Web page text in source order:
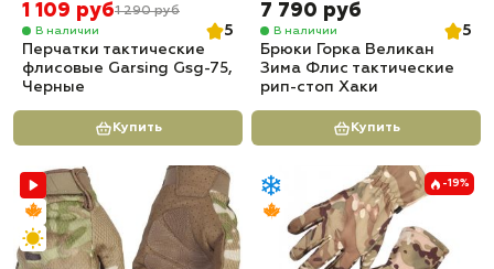
1 109 руб1 290 руб
В наличии
5
Перчатки тактические
флисовые Garsing Gsg-75,
Черные
Купить
7 790 руб
В наличии
5
Брюки Горка Великан
Зима Флис тактические
рип-стоп Хаки
Купить
-19%